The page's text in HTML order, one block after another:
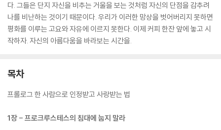
다. 그들은 단지 자신을 비추는 거울을 보는 것처럼 자신의 단점을 감추려
나를 비난하는 것이기 때문이다. 우리가 이러한 망상을 벗어버리지 못하면
평화를 이루는 고요와 자유에 이르지 못한다. 이제 커피 한잔 앞에 놓고 시
작하자. 자신의 아름다움을 바라보는 시간을.
목차
프롤로그 한 사람으로 인정받고 사랑받는 법
1장 - 프로크루스테스의 침대에 눕지 말라